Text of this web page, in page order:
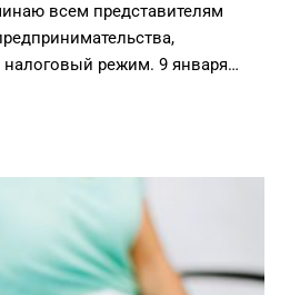
всем представителям
режим. 9 января…